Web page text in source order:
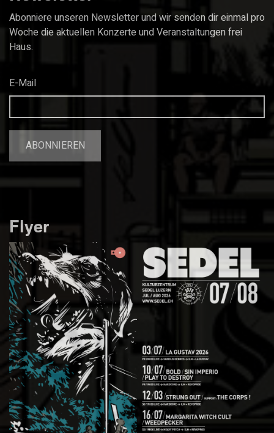
Abonniere unseren Newsletter und wir senden dir einmal pro
Woche die aktuellen Konzerte und Veranstaltungen frei
Haus.
E-Mail
Flyer